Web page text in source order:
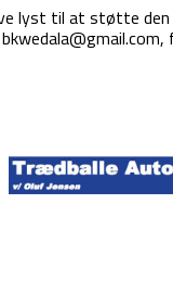
lyst til at støtte